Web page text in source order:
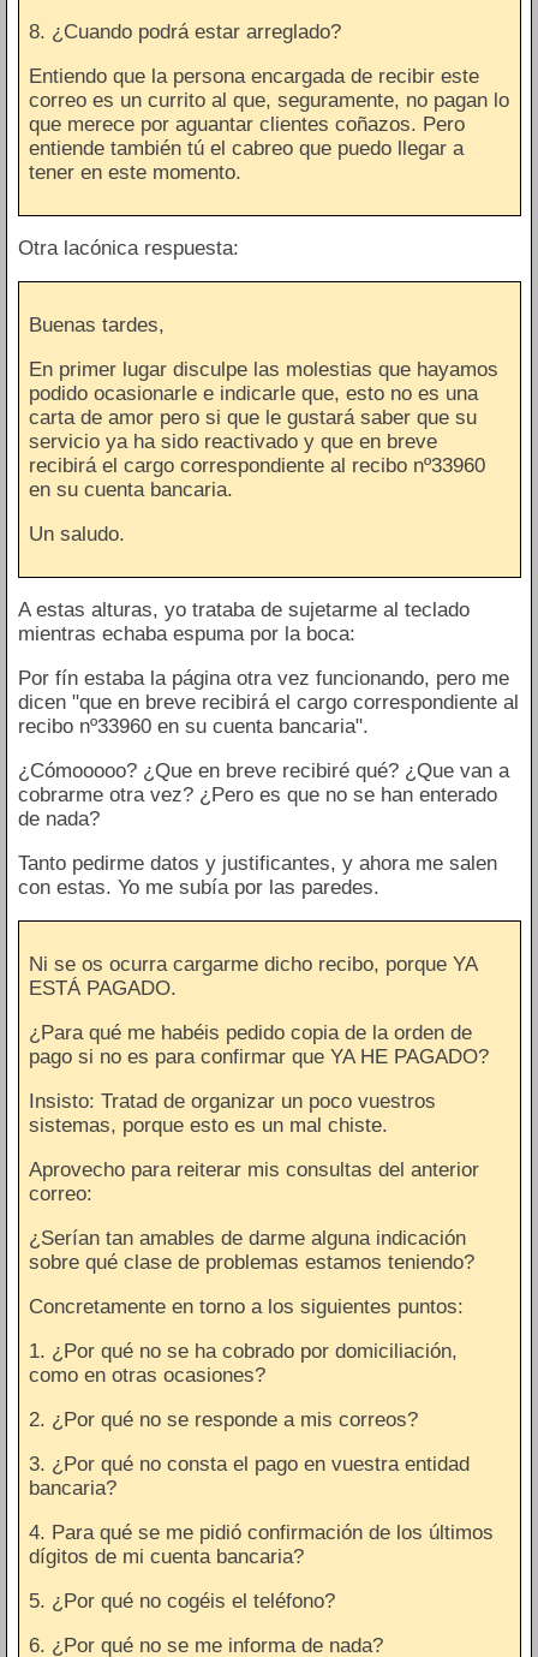
8. ¿Cuando podrá estar arreglado?
Entiendo que la persona encargada de recibir este
correo es un currito al que, seguramente, no pagan lo
que merece por aguantar clientes coñazos. Pero
entiende también tú el cabreo que puedo llegar a
tener en este momento.
Otra lacónica respuesta:
Buenas tardes,
En primer lugar disculpe las molestias que hayamos
podido ocasionarle e indicarle que, esto no es una
carta de amor pero si que le gustará saber que su
servicio ya ha sido reactivado y que en breve
recibirá el cargo correspondiente al recibo nº33960
en su cuenta bancaria.
Un saludo.
A estas alturas, yo trataba de sujetarme al teclado
mientras echaba espuma por la boca:
Por fín estaba la página otra vez funcionando, pero me
dicen "que en breve recibirá el cargo correspondiente al
recibo nº33960 en su cuenta bancaria".
¿Cómooooo? ¿Que en breve recibiré qué? ¿Que van a
cobrarme otra vez? ¿Pero es que no se han enterado
de nada?
Tanto pedirme datos y justificantes, y ahora me salen
con estas. Yo me subía por las paredes.
Ni se os ocurra cargarme dicho recibo, porque YA
ESTÁ PAGADO.
¿Para qué me habéis pedido copia de la orden de
pago si no es para confirmar que YA HE PAGADO?
Insisto: Tratad de organizar un poco vuestros
sistemas, porque esto es un mal chiste.
Aprovecho para reiterar mis consultas del anterior
correo:
¿Serían tan amables de darme alguna indicación
sobre qué clase de problemas estamos teniendo?
Concretamente en torno a los siguientes puntos:
1. ¿Por qué no se ha cobrado por domiciliación,
como en otras ocasiones?
2. ¿Por qué no se responde a mis correos?
3. ¿Por qué no consta el pago en vuestra entidad
bancaria?
4. Para qué se me pidió confirmación de los últimos
dígitos de mi cuenta bancaria?
5. ¿Por qué no cogéis el teléfono?
6. ¿Por qué no se me informa de nada?